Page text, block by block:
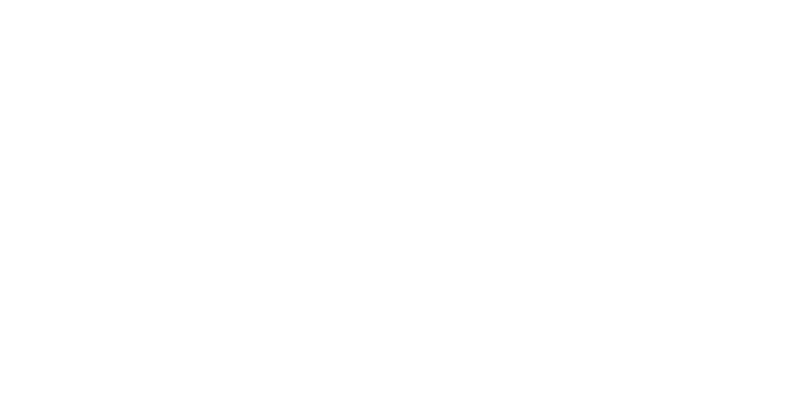
obývací části.
K tomuto pokoji máte navíc tyto služby: přednostní check in / check out, vysokorychlostní Wi-Fi s rozšířeným připojením,
Ferragamo, kyvadlová doprava na / ze stanice metra B Rebibbia zdarma a na vyžádání